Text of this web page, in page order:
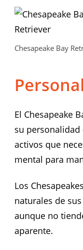
Chesapeake Bay
El Chesapeake
su personalidad
activos que
mental para
Los
naturales de
aunque no
aparente.